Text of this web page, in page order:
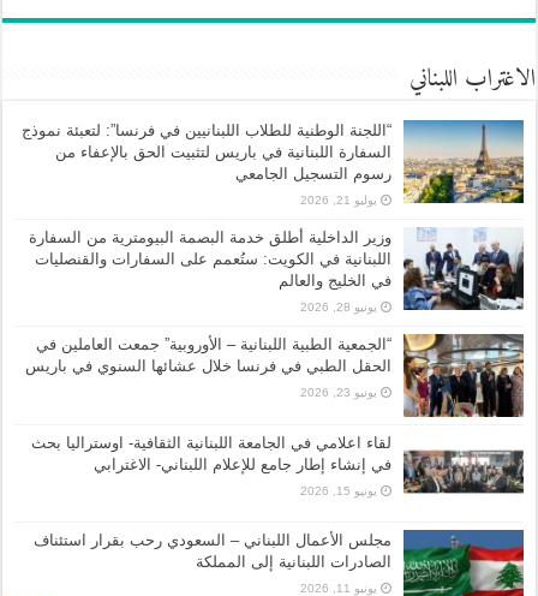
الاغتراب اللبناني
“اللجنة الوطنية للطلاب اللبنانيين في فرنسا”: لتعبئة نموذج
السفارة اللبنانية في باريس لتثبيت الحق بالإعفاء من
رسوم التسجيل الجامعي
يوليو 21, 2026
وزير الداخلية أطلق خدمة البصمة البيومترية من السفارة
اللبنانية في الكويت: ستُعمم على السفارات والقنصليات
في الخليج والعالم
يونيو 28, 2026
“الجمعية الطبية اللبنانية – الأوروبية” جمعت العاملين في
الحقل الطبي في فرنسا خلال عشائها السنوي في باريس
يونيو 23, 2026
لقاء اعلامي في الجامعة اللبنانية الثقافية- اوستراليا بحث
في إنشاء إطار جامع للإعلام اللبناني- الاغترابي
يونيو 15, 2026
مجلس الأعمال اللبناني – السعودي رحب بقرار استئناف
الصادرات اللبنانية إلى المملكة
يونيو 11, 2026